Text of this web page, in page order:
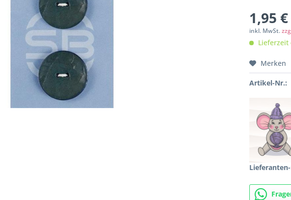
1,95
inkl. MwSt.
Lieferzeit
Merken
Artikel-Nr.: